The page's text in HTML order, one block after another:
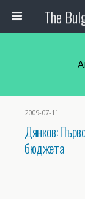
2009-07-11
Дянков:
бюджета